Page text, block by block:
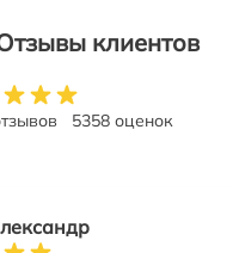
клиентов
5358 оценок